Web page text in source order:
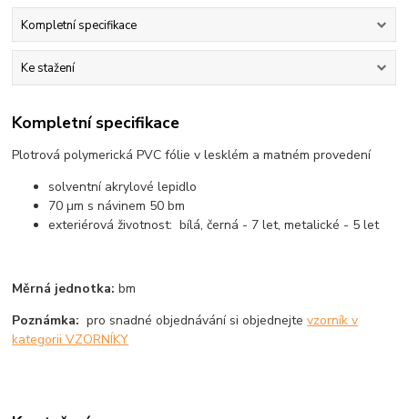
Kompletní specifikace
Ke stažení
Kompletní specifikace
Plotrová polymerická PVC fólie v lesklém a matném provedení
solventní akrylové lepidlo
70 µm s návinem 50 bm
exteriérová životnost: bílá, černá - 7 let, metalické - 5 let
Měrná jednotka: bm
Poznámka: pro snadné objednávání si objednejtevzorník v
kategorii VZORNÍKY